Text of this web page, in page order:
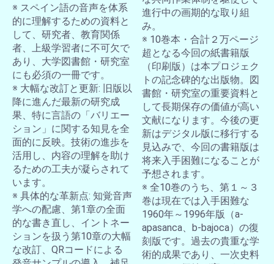
※ スペイン語の音声を体系
的に理解するための資料と
して、研究者、教育関係
者、上級学習者に不可欠で
あり、大学図書館・研究室
にも必須の一冊です。
※ 大幅な改訂と更新: 旧版以
降に進んだ最新の研究成
果、特に言語の「バリエー
ション」に関する知見を全
面的に反映。技術の進歩を
活用し、内容の理解を助け
るための工夫が凝らされて
います。
※ 具体的な革新点: 知覚音声
学への配慮、第1章の全面
的な書き直し、イントネー
ションを扱う第10章の大幅
な改訂、QRコードによる
進行中の画期的な取り組
み。
※ 10巻本・合計２万ページ
超となる今回の紙書籍版
（印刷版）は本プロジェク
トの記念碑的な出版物。図
書館・研究室の重要資料と
して長期保存の価値が高い
文献になります。今後の更
新はデジタル版に移行する
見込みで、今回の書籍版は
将来入手困難になることが
予想されます。
※ 全10巻のうち、第１～３
巻は現在では入手困難な
1960年～1996年版（a-
apasanca、b-bajoca）の復
刻版です。過去の貴重な学
術的成果であり、一次史料